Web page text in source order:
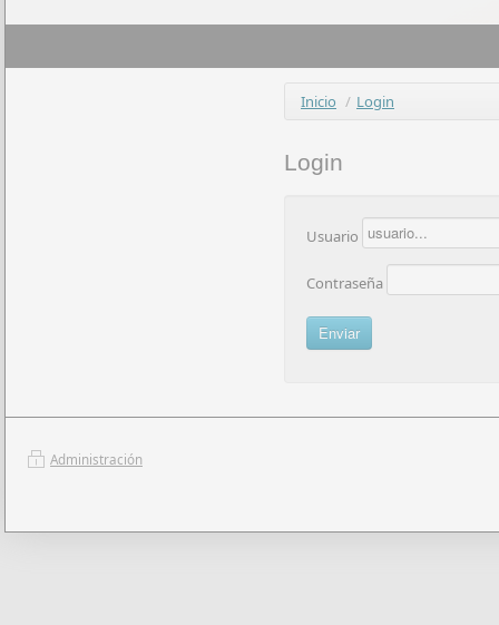
Inicio / Login
Login
Usuario
Contraseña
Administración